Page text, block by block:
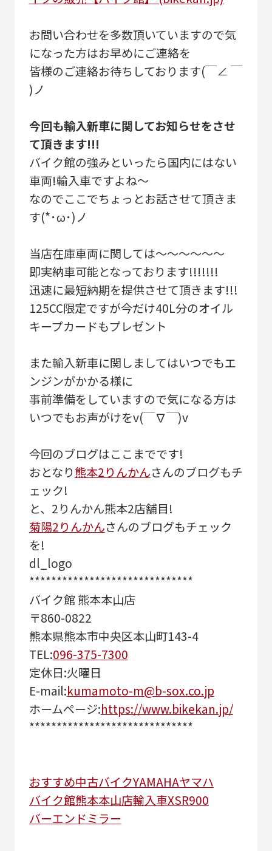
お問い合わせを多数頂いていますので気
になった方はお早めにご連絡を
皆様のご連絡お待ちしております(￣∠ ￣
)ノ
今回も輸入新車に関してお知らせをさせ
て頂きます!!!
バイク館の強みといったら国内にはない
車両!輸入車ですよね～
なのでここでちょっとお話させて頂きま
す(*･ω･)ノ
当店在庫車両に関しては～～～～～～
即実納車可能となっております!!!!!!!
迅速に最短納期を提供させて頂きます!!!
125CC限定ですが今だけ40L分のオイル
キープカードもプレゼント
また輸入新車に関しましてはいつでもエ
ンジンがかかる様に
事前準備をしていますので気になる方は
いつでもお声がけをv(￣∇￣)v
今回のブログはここまでです!
おとなり熊本2りんかんさんのブログもチ
ェック!
と、2りんかん熊本2店舗目!
菊陽2りんかんさんのブログもチェック
を!
dl_logo
******************************
バイク館 熊本本山店
〒860-0822
熊本県熊本市中央区本山町143-4
TEL:096-375-7300
定休日:火曜日
E-mail:kumamoto-m@b-sox.co.jp
ホームページ:https://www.bikekan.jp/
******************************
おすすめ中古バイクYAMAHAヤマハ
バイク館熊本本山店輸入車XSR900
バーエンドミラー